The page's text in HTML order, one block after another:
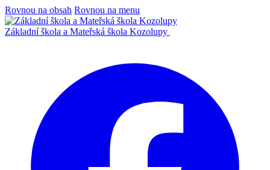
Rovnou na obsah Rovnou na menu
Základní škola a Mateřská škola Kozolupy